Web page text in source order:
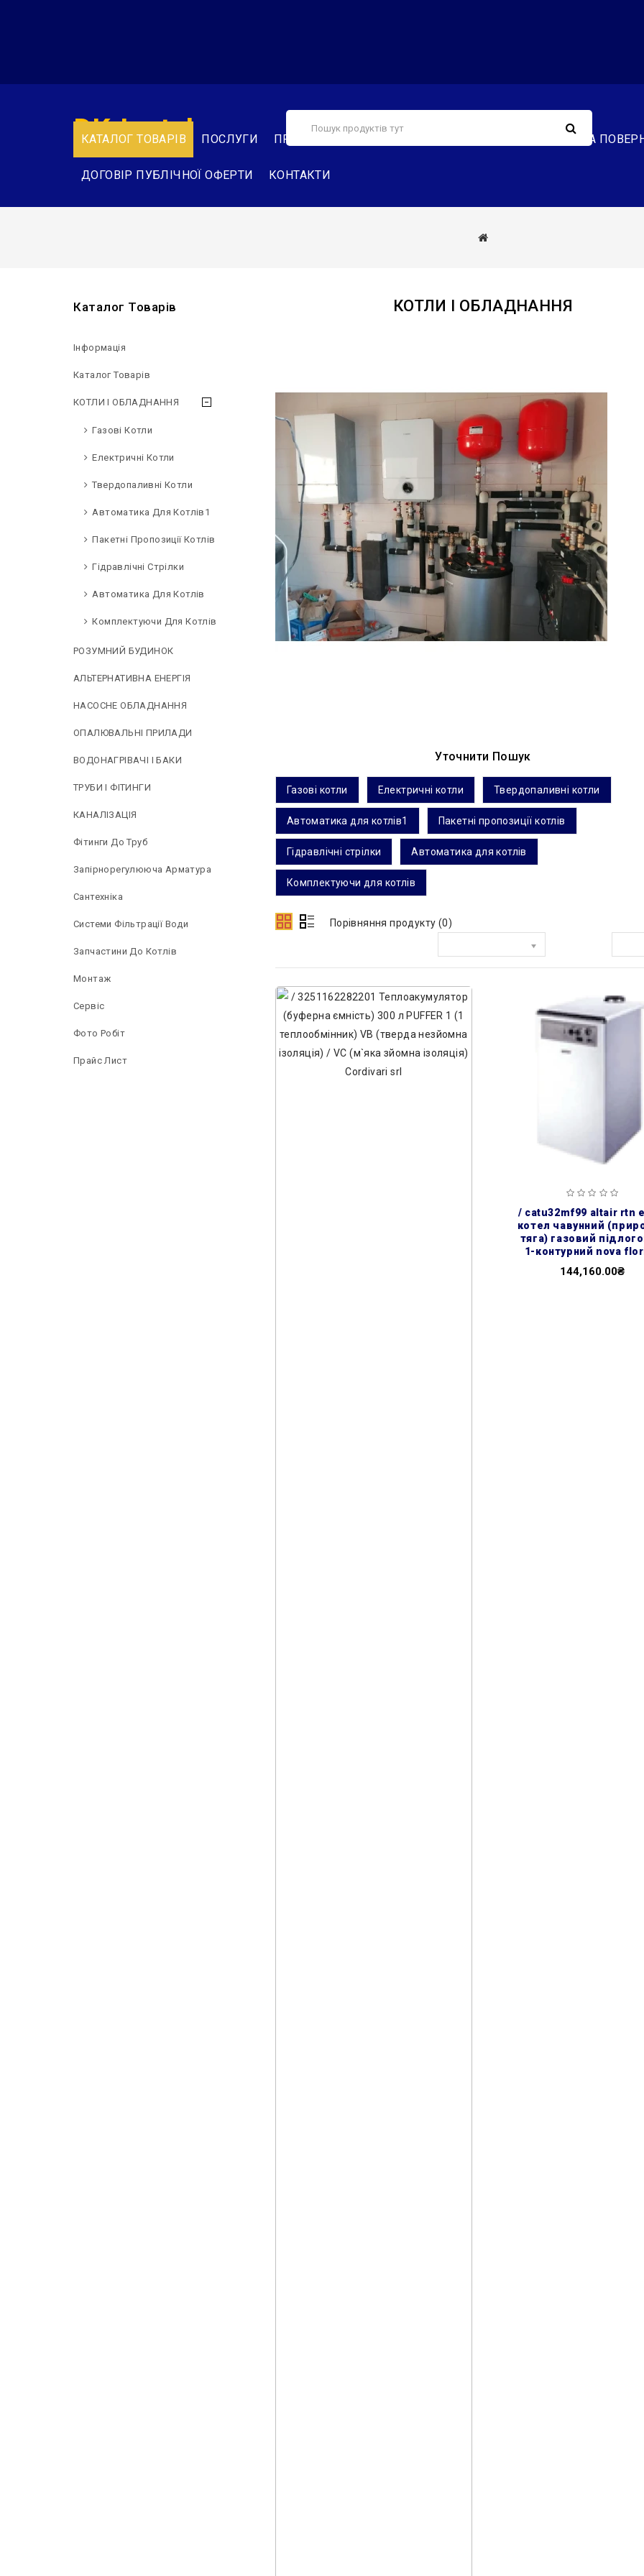
КАТАЛОГ ТОВАРІВ ПОСЛУГИ ПРО НАС ОБМІН ТА
ДОГОВІР ПУБЛІЧНОЇ ОФЕРТИ КОНТАКТИ
DK-Instal
Каталог Товарів
Інформація
Каталог Товарів
КОТЛИ І ОБЛАДНАННЯ
Газові Котли
Електричні Котли
Твердопаливні Котли
Автоматика Для Котлів1
Пакетні Пропозиції Котлів
Гідравлічні Стрілки
Автоматика Для Котлів
Комплектуючи Для Котлів
РОЗУМНИЙ БУДИНОК
АЛЬТЕРНАТИВНА ЕНЕРГІЯ
НAСОСНЕ ОБЛАДНАННЯ
ОПАЛЮВАЛЬНІ ПРИЛАДИ
ВОДОНАГРІВАЧІ І БАКИ
ТРУБИ І ФІТИНГИ
КАНАЛІЗАЦІЯ
Фітинги До Труб
Запірнорегулююча Арматура
Сантехніка
Системи Фільтрації Води
Запчастини До Котлів
Монтаж
Сервіс
Фото Робіт
Прайс Лист
КОТЛИ І ОБЛАДНАННЯ
Уточнити Пошук
Газові котли Електричні котли Твердопаливні котли
Автоматика для котлів1 Пакетні пропозиції котлів
Гідравлічні стрілки Автоматика для котлів
Комплектуючи для котлів
Порівняння продукту (0)
/ catu32mf99 altair rtn
котел чавунний
тяга) газовий
1-контурний nova
144,160.00₴